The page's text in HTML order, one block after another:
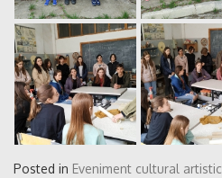
Posted in Eveniment cultural artistic